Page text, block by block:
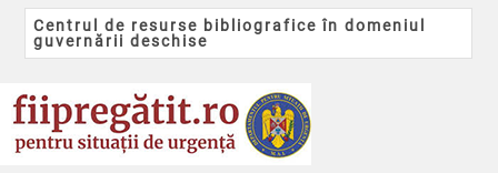
Centrul de resurse bibliografice în domeniul
guvernării deschise